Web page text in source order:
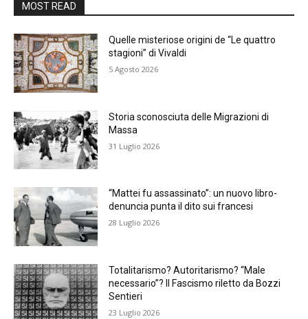
MOST READ
Quelle misteriose origini de “Le quattro
stagioni” di Vivaldi
5 Agosto 2026
Storia sconosciuta delle Migrazioni di
Massa
31 Luglio 2026
“Mattei fu assassinato”: un nuovo libro-
denuncia punta il dito sui francesi
28 Luglio 2026
Totalitarismo? Autoritarismo? “Male
necessario”? Il Fascismo riletto da Bozzi
Sentieri
23 Luglio 2026